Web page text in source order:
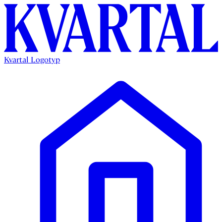
Kvartal Logotyp